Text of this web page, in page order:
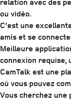
ou vidéo.
C’est une
amis et se
Meilleure
connexion requise,
CamTalk est une
où vous pouvez
Vous cherchez